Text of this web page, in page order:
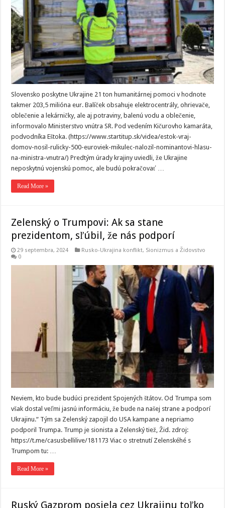
Slovensko poskytne Ukrajine 21 ton humanitárnej pomoci v hodnote
takmer 203,5 milióna eur. Balíček obsahuje elektrocentrály, ohrievače,
oblečenie a lekárničky, ale aj potraviny, balenú vodu a oblečenie,
informovalo Ministerstvo vnútra SR. Pod vedením Kičurovho kamaráta,
podvodníka Eštoka. (https://www.startitup.sk/videa/estok-vraj-
domov-nosil-rulicky-500-euroviek-mikulec-nalozil-nominantovi-hlasu-
na-ministra-vnutra/) Predtým úrady krajiny uviedli, že Ukrajine
neposkytnú vojenskú pomoc, ale budú pokračovať …
Read More »
Zelenský o Trumpovi: Ak sa stane
prezidentom, sľúbil, že nás podporí
29 septembra, 2024 Rusko-Ukrajina konflikt, Sionizmus a Židovstvo
0
Neviem, kto bude budúci prezident Spojených štátov. Od Trumpa som
však dostal veľmi jasnú informáciu, že bude na našej strane a podporí
Ukrajinu.“ Tým sa Zelenský zapojil do USA kampane a nepriamo
podporil Trumpa. Trump je sionista a Zelenský tiež, Žid. zdroj:
https://t.me/casusbellilive/181173 Viac o stretnutí Zelenskéhé s
Trumpom tu: …
Read More »
Ruský Gazprom posiela cez Ukrajinu toľko